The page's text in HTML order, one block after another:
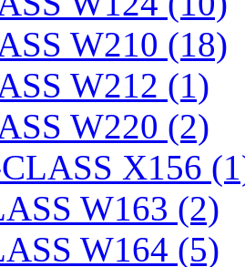
W210 (18)
W212 (1)
W220 (2)
X156
W163 (2)
W164 (5)